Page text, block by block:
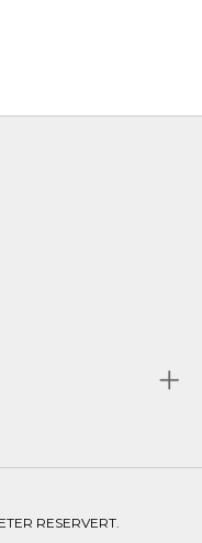
RESERVERT.